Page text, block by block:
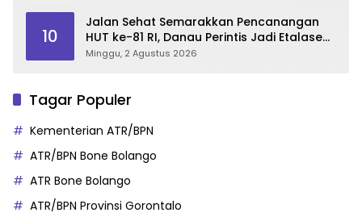
10
Jalan Sehat Semarakkan Pencanangan
HUT ke-81 RI, Danau Perintis Jadi Etalase
Wisata Gorontalo
Minggu, 2 Agustus 2026
Tagar Populer
Kementerian ATR/BPN
ATR/BPN Bone Bolango
ATR Bone Bolango
ATR/BPN Provinsi Gorontalo